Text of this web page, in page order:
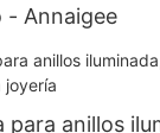
- Annaigee
para anillos